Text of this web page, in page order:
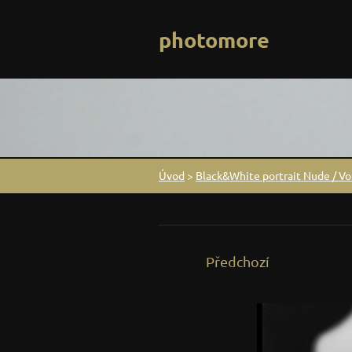
photomore
Úvod > Black&White portrait Nude /
Předchozí